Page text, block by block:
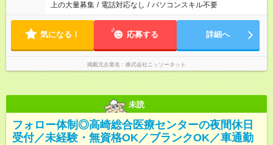
上の大量募集 / 電話対応なし / パソコンスキル不要
気になる！ 応募する 詳細へ
掲載元企業名 株式会社ニッソーネット
未読
フォロー体制◎高崎総合医療センターの夜間休日
受付／未経験・無資格OK／ブランクOK／車通勤